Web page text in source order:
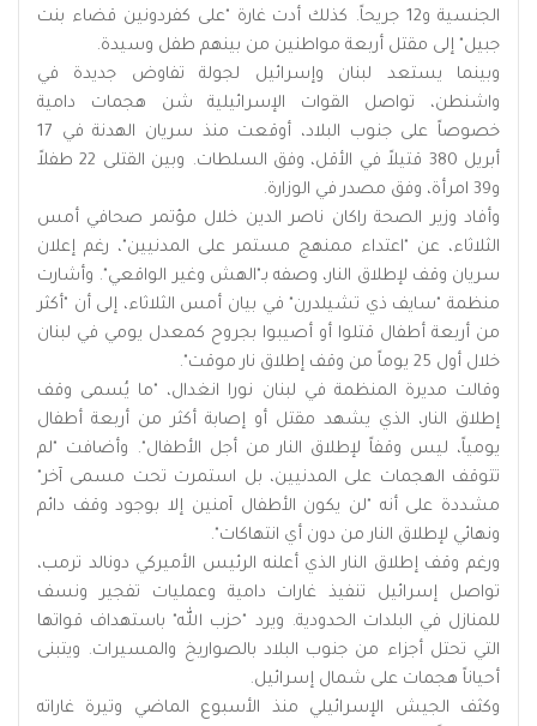
الجنسية و12 جريحاً. كذلك أدت غارة "على كفردونين قضاء بنت
جبيل" إلى مقتل أربعة مواطنين من بينهم طفل وسيدة.
وبينما يستعد لبنان وإسرائيل لجولة تفاوض جديدة في
واشنطن، تواصل القوات الإسرائيلية شن هجمات دامية
خصوصاً على جنوب البلاد، أوقعت منذ سريان الهدنة في 17
أبريل 380 قتيلاً في الأقل، وفق السلطات. وبين القتلى 22 طفلاً
و39 امرأة، وفق مصدر في الوزارة.
وأفاد وزير الصحة راكان ناصر الدين خلال مؤتمر صحافي أمس
الثلاثاء، عن "اعتداء ممنهج مستمر على المدنيين"، رغم إعلان
سريان وقف لإطلاق النار، وصفه بـ"الهش وغير الواقعي". وأشارت
منظمة "سايف ذي تشيلدرن" في بيان أمس الثلاثاء، إلى أن "أكثر
من أربعة أطفال قتلوا أو أصيبوا بجروح كمعدل يومي في لبنان
خلال أول 25 يوماً من وقف إطلاق نار موقت".
وقالت مديرة المنظمة في لبنان نورا انغدال، "ما يُسمى وقف
إطلاق النار، الذي يشهد مقتل أو إصابة أكثر من أربعة أطفال
يومياً، ليس وقفاً لإطلاق النار من أجل الأطفال". وأضافت "لم
تتوقف الهجمات على المدنيين، بل استمرت تحت مسمى آخر"
مشددة على أنه "لن يكون الأطفال آمنين إلا بوجود وقف دائم
ونهائي لإطلاق النار من دون أي انتهاكات".
ورغم وقف إطلاق النار الذي أعلنه الرئيس الأميركي دونالد ترمب،
تواصل إسرائيل تنفيذ غارات دامية وعمليات تفجير ونسف
للمنازل في البلدات الحدودية. ويرد "حزب الله" باستهداف قواتها
التي تحتل أجزاء من جنوب البلاد بالصواريخ والمسيرات. ويتبنى
أحياناً هجمات على شمال إسرائيل.
وكثف الجيش الإسرائيلي منذ الأسبوع الماضي وتيرة غاراته